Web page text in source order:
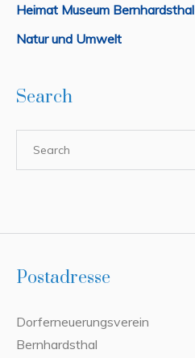
Heimat Museum Bernhardsthal
Natur und Umwelt
Search
Postadresse
Dorferneuerungsverein
Bernhardsthal